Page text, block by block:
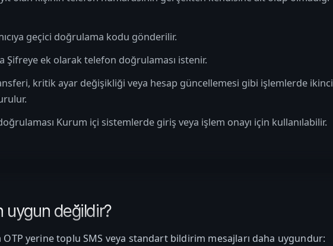
geçici doğrulama kodu gönderilir.
Şifreye ek olarak telefon doğrulaması istenir.
kritik ayar değişikliği veya hesap güncellemesi gibi işlemlerde ikinci
Kurum içi sistemlerde giriş veya işlem onayı için kullanılabilir.
uygun değildir?
yerine toplu SMS veya standart bildirim mesajları daha uygundur: